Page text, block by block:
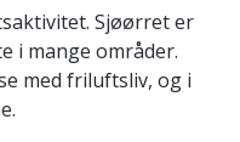
Sjøørret er
i mange områder.
med friluftsliv, og i